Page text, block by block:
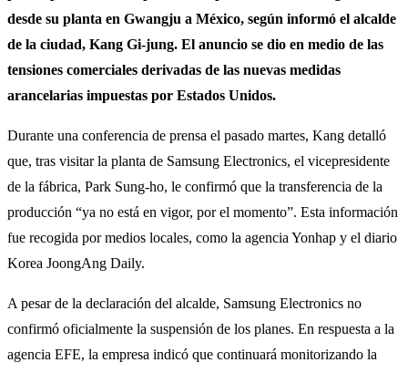
desde su planta en Gwangju a México, según informó el alcalde
de la ciudad, Kang Gi-jung. El anuncio se dio en medio de las
tensiones comerciales derivadas de las nuevas medidas
arancelarias impuestas por Estados Unidos.
Durante una conferencia de prensa el pasado martes, Kang detalló
que, tras visitar la planta de Samsung Electronics, el vicepresidente
de la fábrica, Park Sung-ho, le confirmó que la transferencia de la
producción “ya no está en vigor, por el momento”. Esta información
fue recogida por medios locales, como la agencia Yonhap y el diario
Korea JoongAng Daily.
A pesar de la declaración del alcalde, Samsung Electronics no
confirmó oficialmente la suspensión de los planes. En respuesta a la
agencia EFE, la empresa indicó que continuará monitorizando la